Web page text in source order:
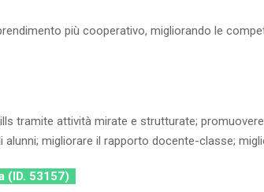
più cooperativo, migliorando le
tramite attività mirate e strutturate;
migliorare il rapporto docente-classe;
(ID. 53157)